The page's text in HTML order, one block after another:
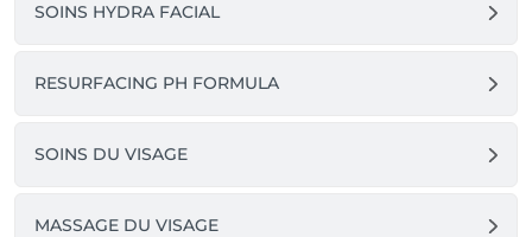
SOINS HYDRA FACIAL
RESURFACING PH FORMULA
SOINS DU VISAGE
MASSAGE DU VISAGE